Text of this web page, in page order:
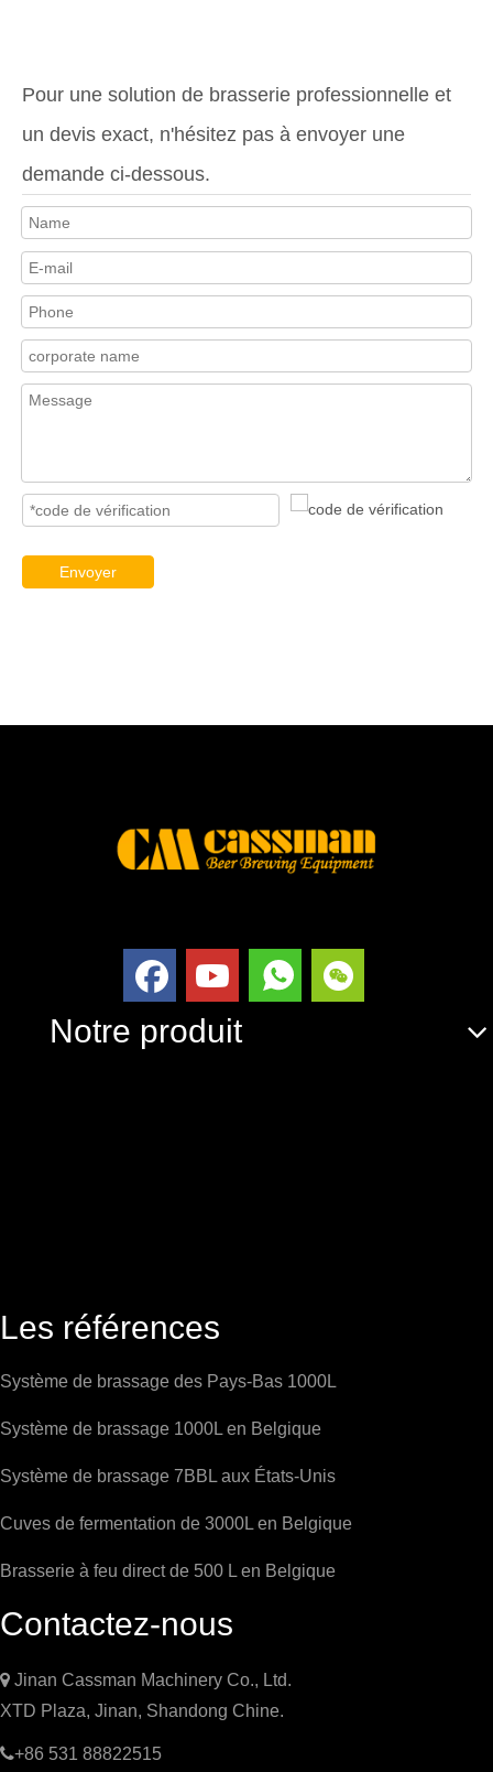
Pour une solution de brasserie professionnelle et
un devis exact, n'hésitez pas à envoyer une
demande ci-dessous.
Envoyer
Notre produit
Les références
Système de brassage des Pays-Bas 1000L
Système de brassage 1000L en Belgique
Système de brassage 7BBL aux États-Unis
Cuves de fermentation de 3000L en Belgique
Brasserie à feu direct de 500 L en Belgique
Contactez-nous
 Jinan Cassman Machinery Co., Ltd.
XTD Plaza, Jinan, Shandong Chine.
+86 531 88822515